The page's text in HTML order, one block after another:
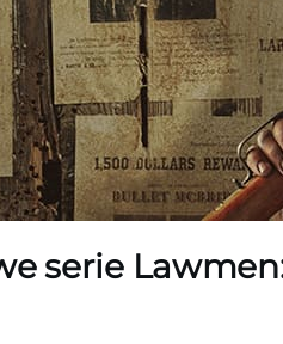
serie